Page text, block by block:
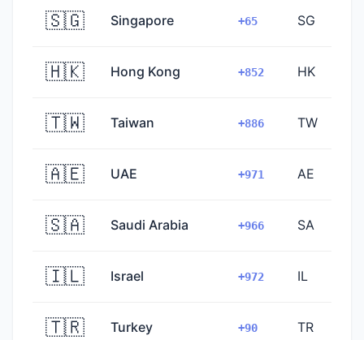
🇸🇬 Singapore +65 SG
🇭🇰 Hong Kong +852 HK
🇹🇼 Taiwan +886 TW
🇦🇪 UAE +971 AE
🇸🇦 Saudi Arabia +966 SA
🇮🇱 Israel +972 IL
🇹🇷 Turkey +90 TR